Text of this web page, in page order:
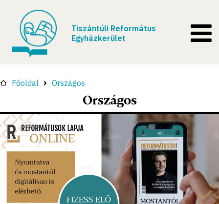
Tiszántúli Református
Egyházkerület
Főoldal Országos
Országos